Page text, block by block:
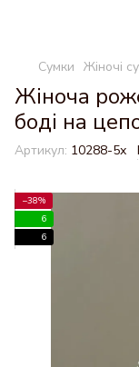
Сумки Жіночі
Жіноча
боді на
Артикул: 10288-5х
−38%
6
6